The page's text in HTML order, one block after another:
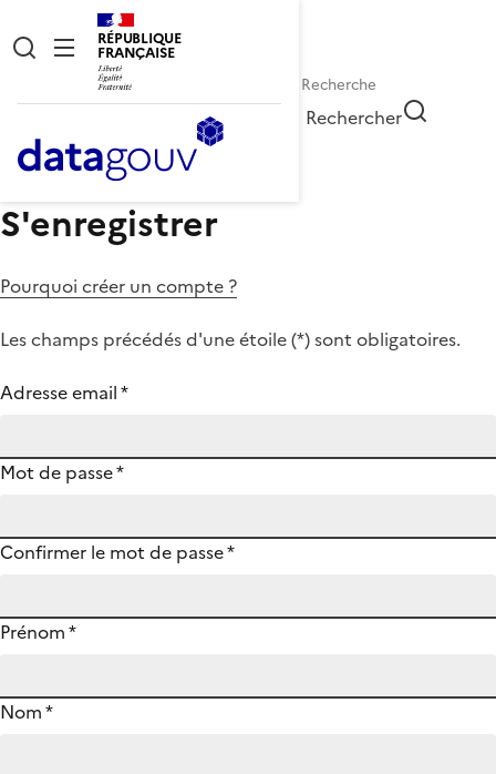
RÉPUBLIQUE
FRANÇAISE
Rechercher
S'enregistrer
Pourquoi créer un compte ?
Les champs précédés d'une étoile (*) sont obligatoires.
Adresse email*
Mot de passe*
Confirmer le mot de passe*
Prénom*
Nom*